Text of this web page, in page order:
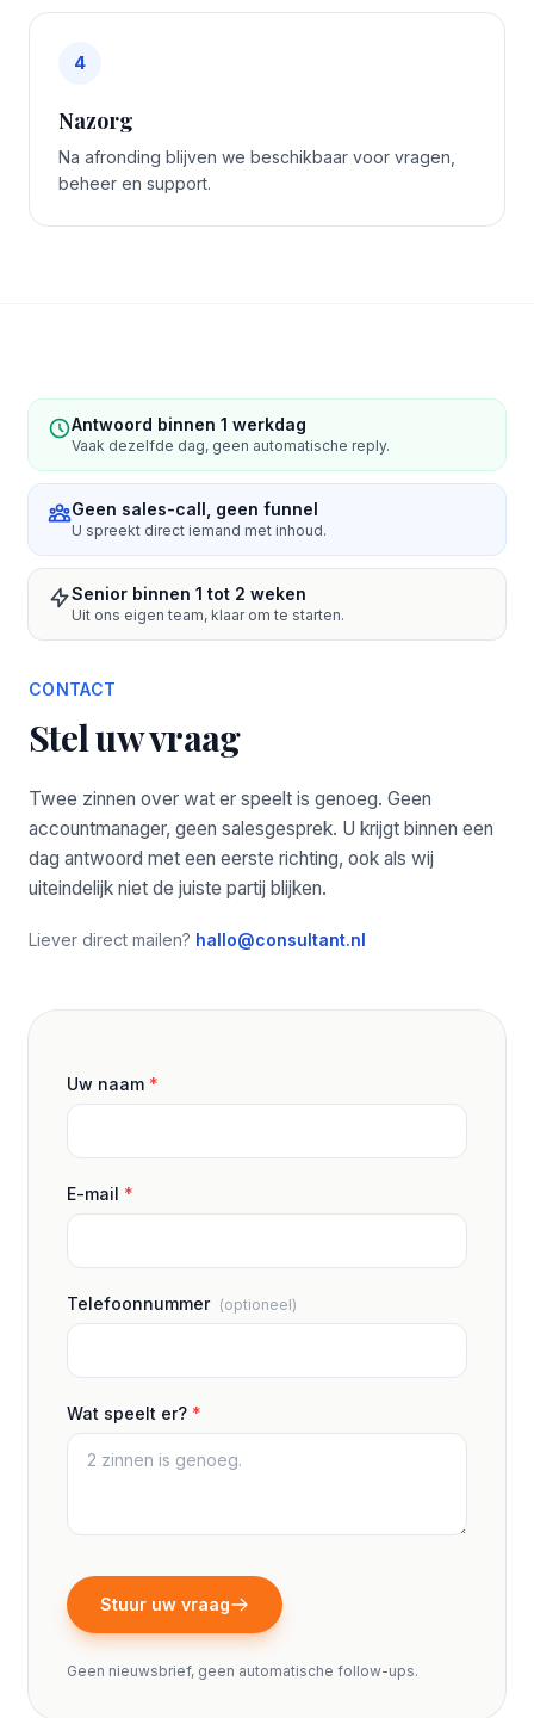
4
Nazorg
Na afronding blijven we beschikbaar voor vragen,
beheer en support.
Antwoord binnen 1 werkdag
Vaak dezelfde dag, geen automatische reply.
Geen sales-call, geen funnel
U spreekt direct iemand met inhoud.
Senior binnen 1 tot 2 weken
Uit ons eigen team, klaar om te starten.
CONTACT
Stel uw vraag
Twee zinnen over wat er speelt is genoeg. Geen
accountmanager, geen salesgesprek. U krijgt binnen een
dag antwoord met een eerste richting, ook als wij
uiteindelijk niet de juiste partij blijken.
Liever direct mailen? hallo@consultant.nl
Uw naam *
E-mail *
Telefoonnummer (optioneel)
Wat speelt er? *
Stuur uw vraag
Geen nieuwsbrief, geen automatische follow-ups.